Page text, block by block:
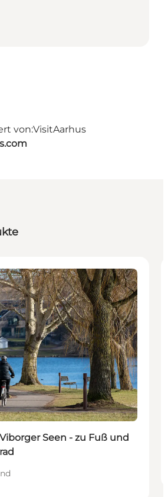
von:VisitAarhus
Seen - zu Fuß und